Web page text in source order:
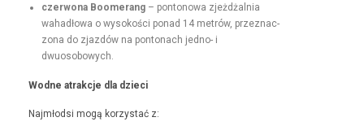
czer­wona Boomerang– pontonowa zjeżdżal­nia
wahadłowa o wysokoś­ci pon­ad 14 metrów, przez­nac­
zona do zjazdów na pon­tonach jed­no- i
dwuosobowych.
Wodne atrakc­je dla dzieci
Najmłod­si mogą korzys­tać z: